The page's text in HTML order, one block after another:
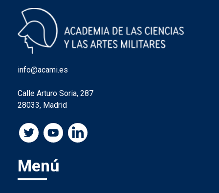
info@acami.es
Calle Arturo Soria, 287
28033, Madrid
Menú